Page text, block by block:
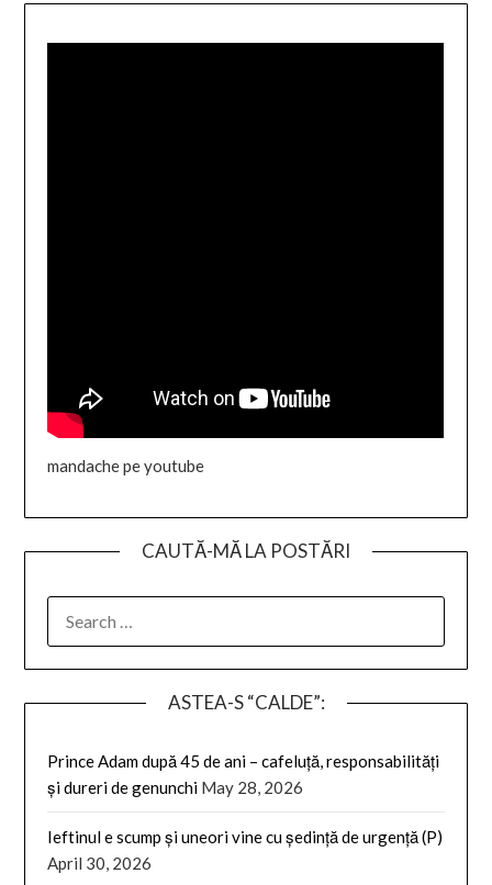
mandache pe youtube
CAUTĂ-MĂ LA POSTĂRI
FOR:
ASTEA-S “CALDE”:
Prince Adam după 45 de ani – cafeluță, responsabilități
și dureri de genunchi May 28, 2026
Ieftinul e scump și uneori vine cu ședință de urgență (P)
April 30, 2026